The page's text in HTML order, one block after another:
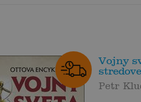
Vojny
Petr